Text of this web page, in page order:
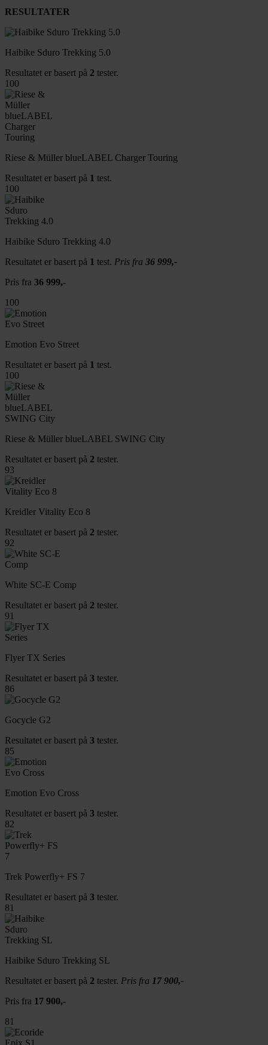
RESULTATER
Haibike Sduro Trekking 5.0
Resultatet er basert på 2 tester.
100
Riese & Müller blueLABEL Charger Touring
Resultatet er basert på 1 test.
100
Haibike Sduro Trekking 4.0
Resultatet er basert på 1 test. Pris fra 36 999,-
Pris fra 36 999,-
100
Emotion Evo Street
Resultatet er basert på 1 test.
100
Riese & Müller blueLABEL SWING City
Resultatet er basert på 2 tester.
93
Kreidler Vitality Eco 8
Resultatet er basert på 2 tester.
92
White SC-E Comp
Resultatet er basert på 2 tester.
91
Flyer TX Series
Resultatet er basert på 3 tester.
86
Gocycle G2
Resultatet er basert på 3 tester.
85
Emotion Evo Cross
Resultatet er basert på 3 tester.
82
Trek Powerfly+ FS 7
Resultatet er basert på 3 tester.
81
Haibike Sduro Trekking SL
Resultatet er basert på 2 tester. Pris fra 17 900,-
Pris fra 17 900,-
81